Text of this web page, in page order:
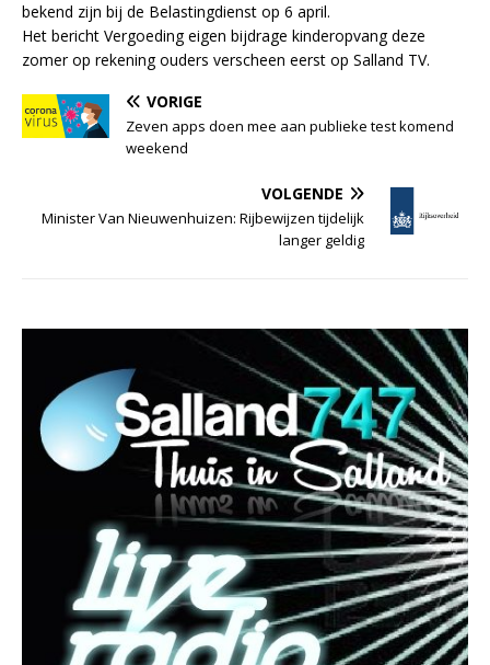
bekend zijn bij de Belastingdienst op 6 april.
Het bericht Vergoeding eigen bijdrage kinderopvang deze
zomer op rekening ouders verscheen eerst op Salland TV.
VORIGE
Zeven apps doen mee aan publieke test komend
weekend
VOLGENDE
Minister Van Nieuwenhuizen: Rijbewijzen tijdelijk
langer geldig